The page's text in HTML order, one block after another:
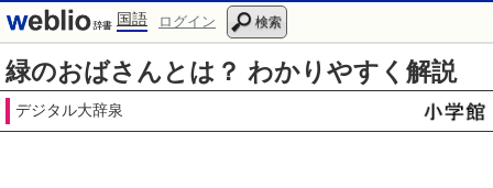
国語 ログイン 検索
緑のおばさんとは？ わかりやすく解説
デジタル大辞泉